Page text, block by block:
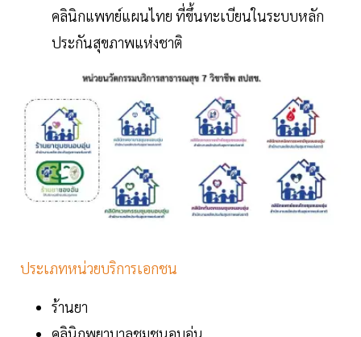
คลินิกแพทย์แผนไทย ที่ขึ้นทะเบียนในระบบหลัก
ประกันสุขภาพแห่งชาติ
ประเภทหน่วยบริการเอกชน
ร้านยา
คลินิกพยาบาลชุมชนอบอุ่น